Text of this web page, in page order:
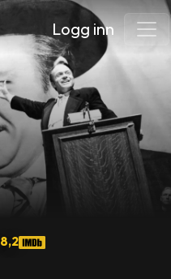
Logg inn
8,2